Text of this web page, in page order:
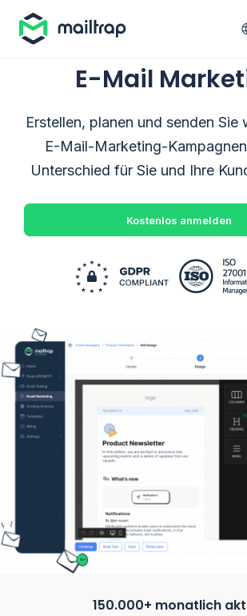
E-Mail
Erstellen, planen und senden Sie
E-Mail-Marketing-
Unterschied für Sie und Ihre
Kostenlos anmelden
150.000+ monatlich